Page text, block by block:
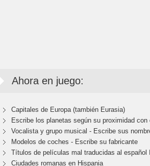
Ahora en juego:
Capitales de Europa (también Eurasia)
Escribe los planetas según su proximidad con
Vocalista y grupo musical - Escribe sus
Modelos de coches - Escribe su fabricante
Títulos de películas mal traducidas al español II
Ciudades romanas en Hispania